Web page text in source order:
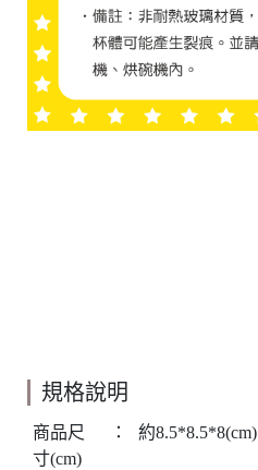
規格說明
商品尺
寸(cm)
： 約8.5*8.5*8(cm)